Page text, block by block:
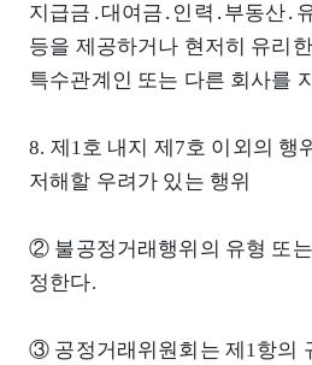
지급금․대여금․인력․부동산․
등을 제공하거나 현저히 유리
특수관계인 또는 다른 회사를
8. 제1호 내지 제7호 이외의 행
저해할 우려가 있는 행위
② 불공정거래행위의 유형 또
정한다.
③ 공정거래위원회는 제1항의